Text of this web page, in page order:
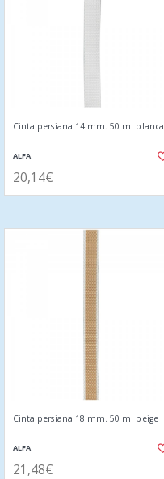
Cinta persiana 14 mm. 50 m. blanca
ALFA
20,14€
Cinta persiana 18 mm. 50 m. beige
ALFA
21,48€